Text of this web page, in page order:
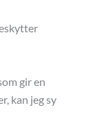
gir en
kan jeg sy